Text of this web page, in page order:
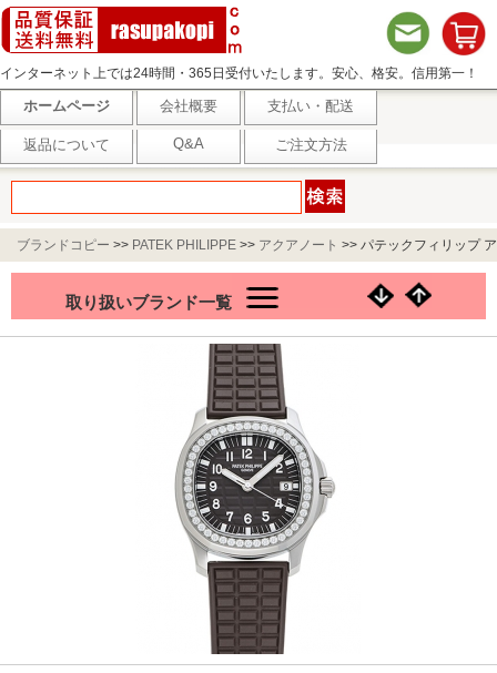
インターネット上では24時間・365日受付いたします。安心、格安。信用第一！
ホームページ 会社概要 支払い・配送
返品について Q&A ご注文方法
ブランドコピー >> PATEK PHILIPPE >> アクアノート >> パテックフィリップ ア
取り扱いブランド一覧